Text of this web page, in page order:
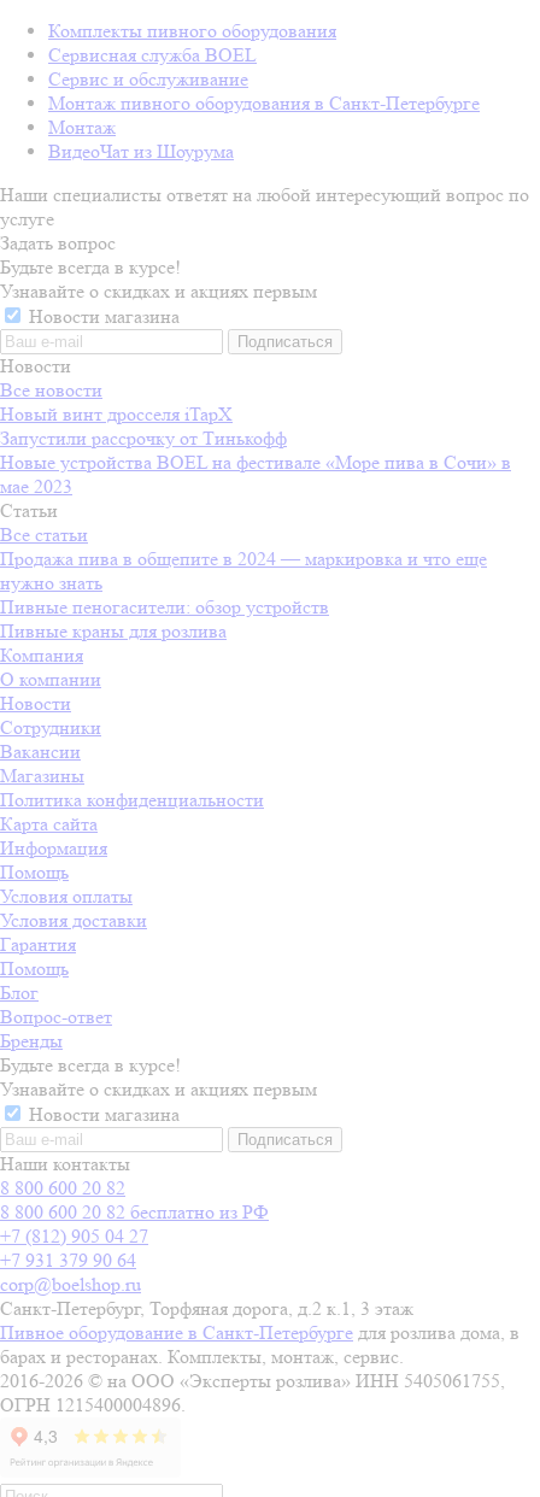
Комплекты пивного оборудования
Сервисная служба BOEL
Сервис и обслуживание
Монтаж пивного оборудования в Санкт-Петербурге
Монтаж
ВидеоЧат из Шоурума
Наши специалисты ответят на любой интересующий вопрос по
услуге
Задать вопрос
Будьте всегда в курсе!
Узнавайте о скидках и акциях первым
Новости магазина
Новости
Все новости
Новый винт дросселя iTapX
Запустили рассрочку от Тинькофф
Новые устройства BOEL на фестивале «Море пива в Сочи» в
мае 2023
Статьи
Все статьи
Продажа пива в общепите в 2024 — маркировка и что еще
нужно знать
Пивные пеногасители: обзор устройств
Пивные краны для розлива
Компания
О компании
Новости
Сотрудники
Вакансии
Магазины
Политика конфиденциальности
Карта сайта
Информация
Помощь
Условия оплаты
Условия доставки
Гарантия
Помощь
Блог
Вопрос-ответ
Бренды
Будьте всегда в курсе!
Узнавайте о скидках и акциях первым
Новости магазина
Наши контакты
8 800 600 20 82
8 800 600 20 82 бесплатно из РФ
+7 (812) 905 04 27
+7 931 379 90 64
corp@boelshop.ru
Санкт-Петербург, Торфяная дорога, д.2 к.1, 3 этаж
Пивное оборудование в Санкт-Петербурге для розлива дома, в
барах и ресторанах. Комплекты, монтаж, сервис.
2016-2026 © на ООО «Эксперты розлива» ИНН 5405061755,
ОГРН 1215400004896.